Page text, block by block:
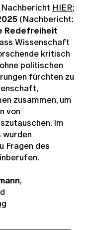
HIER;
(Nachbericht:
Redefreiheit
Wissenschaft
kritisch
politischen
fürchten zu
zusammen, um
von
Im
Fragen des
,